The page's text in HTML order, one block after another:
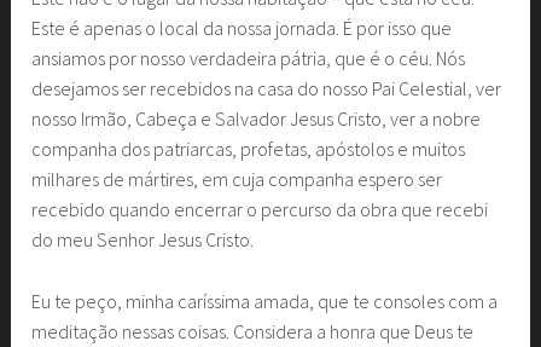
Este é apenas o local da nossa jornada. É por isso que
ansiamos por nosso verdadeira pátria, que é o céu. Nós
desejamos ser recebidos na casa do nosso Pai Celestial, ver
nosso Irmão, Cabeça e Salvador Jesus Cristo, ver a nobre
companha dos patriarcas, profetas, apóstolos e muitos
milhares de mártires, em cuja companha espero ser
recebido quando encerrar o percurso da obra que recebi
do meu Senhor Jesus Cristo.
Eu te peço, minha caríssima amada, que te consoles com a
meditação nessas coisas. Considera a honra que Deus te